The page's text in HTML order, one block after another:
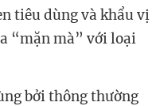
tiêu dùng và khẩu vị
“mặn mà” với loại
bởi thông thường